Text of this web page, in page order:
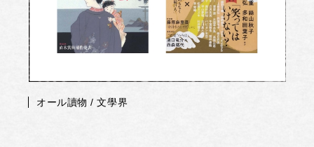
オール讀物 / 文學界